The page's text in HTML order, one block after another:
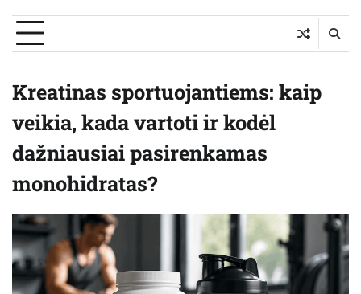
Kreatinas sportuojantiems: kaip
veikia, kada vartoti ir kodėl
dažniausiai pasirenkamas
monohidratas?